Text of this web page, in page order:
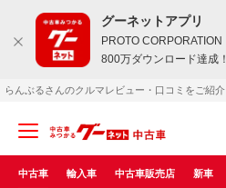
グーネットアプリ
PROTO CORPORATION
800万ダウンロード達成！
らんぶるさんのクルマレビュー・口コミをご紹介
中古車 輸入車 中古車販売店 新車